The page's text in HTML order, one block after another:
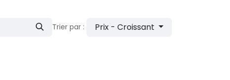
Trier par : Prix - Croissant